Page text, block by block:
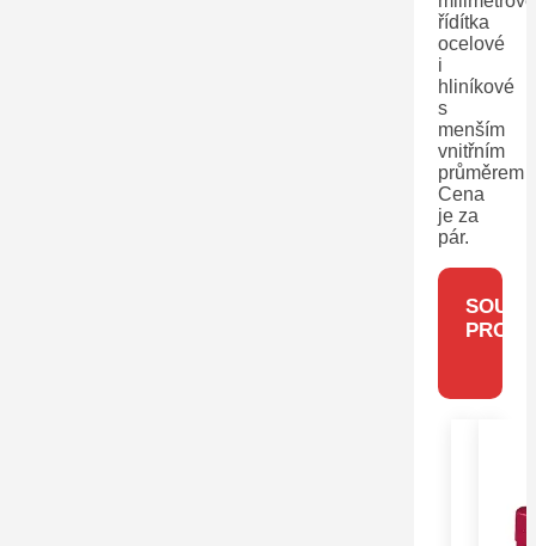
řídítka
ocelové
i
hliníkové
s
menším
vnitřním
průměrem
Cena
je za
pár.